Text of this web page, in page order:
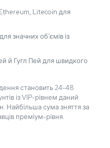
Litecoin для
значних об’ємів із
й Гугл Пей для швидкого
становить 24-48
із VIP-рівнем даний
Найбільша сума зняття за
преміум-рівня.